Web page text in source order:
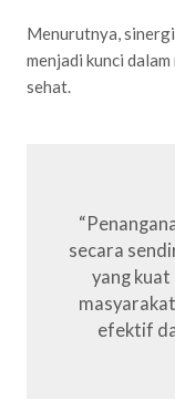
Menurutnya,
menjadi kunci
sehat.
secara
yang
efektif